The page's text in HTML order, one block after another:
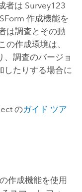
者は Survey123
作成機能を
は調査とその動
の作成環境は、
調査のバージョ
したりする場合に
のガイド ツア
作成機能を使用